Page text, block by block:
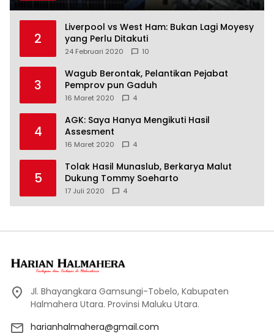
2
Liverpool vs West Ham: Bukan Lagi Moyesy
yang Perlu Ditakuti
24 Februari 2020 10
3
Wagub Berontak, Pelantikan Pejabat
Pemprov pun Gaduh
16 Maret 2020 4
4
AGK: Saya Hanya Mengikuti Hasil
Assesment
16 Maret 2020 4
5
Tolak Hasil Munaslub, Berkarya Malut
Dukung Tommy Soeharto
17 Juli 2020 4
Jl. Bhayangkara Gamsungi-Tobelo, Kabupaten
Halmahera Utara. Provinsi Maluku Utara.
harianhalmahera@gmail.com